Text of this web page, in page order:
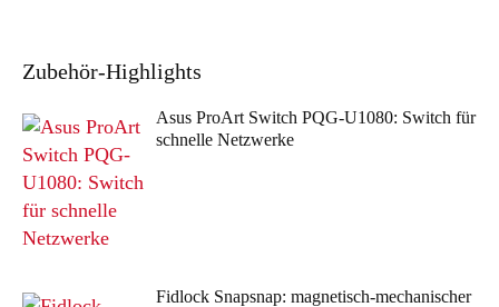
Zubehör-Highlights
Asus ProArt Switch PQG-U1080: Switch für
schnelle Netzwerke
Fidlock Snapsnap: magnetisch-mechanischer